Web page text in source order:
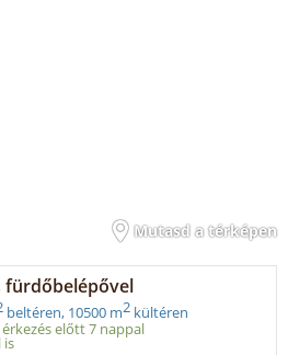
Mutasd a térképen
fürdőbelépővel
beltéren, 10500 m2 kültéren
előtt 7 nappal
is